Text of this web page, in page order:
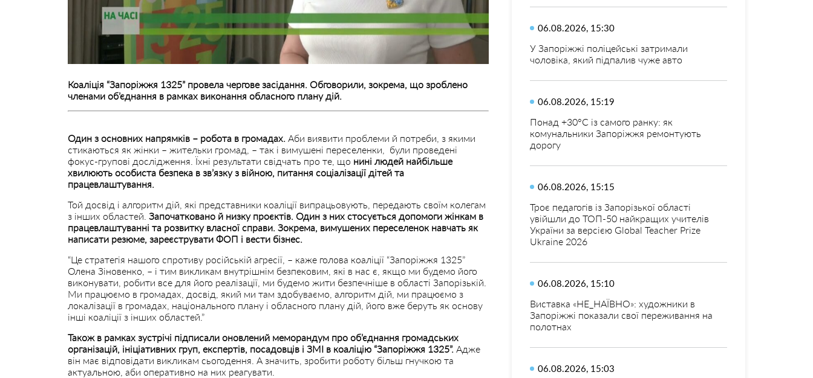
Коаліція “Запоріжжя 1325” провела чергове засідання. Обговорили, зокрема, що зроблено
членами об’єднання в рамках виконання обласного плану дій.
Один з основних напрямків – робота в громадах. Аби виявити проблеми й потреби, з якими
стикаються як жінки – жительки громад, – так і вимушені переселенки, були проведені
фокус-групові дослідження. Їхні результати свідчать про те, що нині людей найбільше
хвилюють особиста безпека в зв’язку з війною, питання соціалізації дітей та
працевлаштування.
Той досвід і алгоритм дій, які представники коаліції випрацьовують, передають своїм колегам
з інших областей. Започатковано й низку проєктів. Один з них стосується допомоги жінкам в
працевлаштуванні та розвитку власної справи. Зокрема, вимушених переселенок навчать як
написати резюме, зареєструвати ФОП і вести бізнес.
“Це стратегія нашого спротиву російській агресії, – каже голова коаліції “Запоріжжя 1325”
Олена Зіновенко, – і тим викликам внутрішнім безпековим, які в нас є, якщо ми будемо його
виконувати, робити все для його реалізації, ми будемо жити безпечніше в області Запорізькій.
Ми працюємо в громадах, досвід, який ми там здобуваємо, алгоритм дій, ми працюємо з
локалізації в громадах, національного плану і обласного плану дій, його вже беруть як основу
інші коаліції з інших областей.”
Також в рамках зустрічі підписали оновлений меморандум про об’єднання громадських
організацій, ініціативних груп, експертів, посадовців і ЗМІ в коаліцію “Запоріжжя 1325”. Адже
він має відповідати викликам сьогодення. А значить, зробити роботу більш гнучкою та
актуальною, аби оперативно на них реагувати.
06.08.2026, 15:30
У Запоріжжі поліцейські затримали
чоловіка, який підпалив чуже авто
06.08.2026, 15:19
Понад +30°C із самого ранку: як
комунальники Запоріжжя ремонтують
дорогу
06.08.2026, 15:15
Троє педагогів із Запорізької області
увійшли до ТОП-50 найкращих учителів
України за версією Global Teacher Prize
Ukraine 2026
06.08.2026, 15:10
Виставка «НЕ_НАЇВНО»: художники в
Запоріжжі показали свої переживання на
полотнах
06.08.2026, 15:03